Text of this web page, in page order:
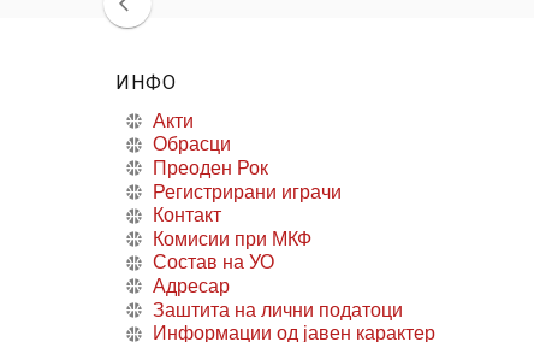
ИНФО
Акти
Обрасци
Преоден Рок
Регистрирани играчи
Контакт
Комисии при МКФ
Состав на УО
Адресар
Заштита на лични податоци
Информации од јавен карактер